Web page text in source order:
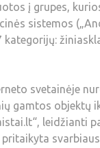
į grupes,
sistemos
kategorijų:
svetainėje
gamtos objektų
leidžianti